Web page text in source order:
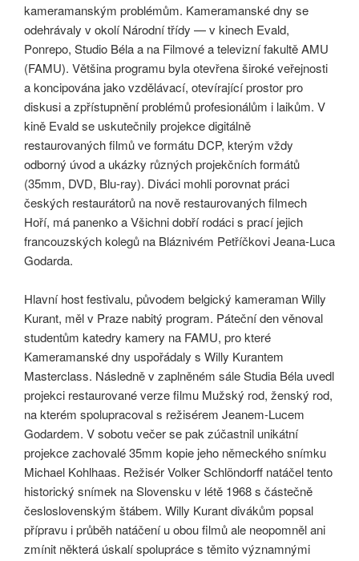
kameramanským problémům. Kameramanské dny se
odehrávaly v okolí Národní třídy — v kinech Evald,
Ponrepo, Studio Béla a na Filmové a televizní fakultě AMU
(FAMU). Většina programu byla otevřena široké veřejnosti
a koncipována jako vzdělávací, otevírající prostor pro
diskusi a zpřístupnění problémů profesionálům i laikům. V
kině Evald se uskutečnily projekce digitálně
restaurovaných filmů ve formátu DCP, kterým vždy
odborný úvod a ukázky různých projekčních formátů
(35mm, DVD, Blu-ray). Diváci mohli porovnat práci
českých restaurátorů na nově restaurovaných filmech
Hoří, má panenko a Všichni dobří rodáci s prací jejich
francouzských kolegů na Bláznivém Petříčkovi Jeana-Luca
Godarda.
Hlavní host festivalu, původem belgický kameraman Willy
Kurant, měl v Praze nabitý program. Páteční den věnoval
studentům katedry kamery na FAMU, pro které
Kameramanské dny uspořádaly s Willy Kurantem
Masterclass. Následně v zaplněném sále Studia Béla uvedl
projekci restaurované verze filmu Mužský rod, ženský rod,
na kterém spolupracoval s režisérem Jeanem-Lucem
Godardem. V sobotu večer se pak zúčastnil unikátní
projekce zachovalé 35mm kopie jeho německého snímku
Michael Kohlhaas. Režisér Volker Schlöndorff natáčel tento
historický snímek na Slovensku v létě 1968 s částečně
česloslovenským štábem. Willy Kurant divákům popsal
přípravu i průběh natáčení u obou filmů ale neopomněl ani
zmínit některá úskalí spolupráce s těmito významnými